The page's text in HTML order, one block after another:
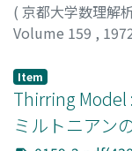
( 京都大学数理解
Volume 159 ,
Item
Thirring Model
ミルトニアン